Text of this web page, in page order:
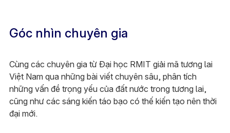
Góc nhìn chuyên gia
Cùng các chuyên gia từ Đại học RMIT giải mã tương lai
Việt Nam qua những bài viết chuyên sâu, phân tích
những vấn đề trọng yếu của đất nước trong tương lai,
cũng như các sáng kiến táo bạo có thế kiến tạo nên thời
đại mới.